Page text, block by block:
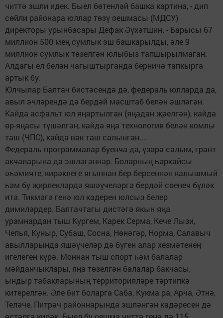
читтә эшли идек. Быел бөтенләй башка картина, - дип
сөйли районара юллар төзү оешмасы (МДСУ)
директоры урынбасары Дефак Әүхәтшин. - Барысы 67
миллион 500 мең сумлык эш башкарылды, әле 9
миллион сумлык төзелгән юлыбыз тапшырылмаган.
Алдагы ел белән чагыштырганда берничә тапкырга
артык бу.
Юлчылар Балтач бистәсендә дә, федераль юлларда да,
авыл эчләрендә дә бердәй масштаб белән эшләгән.
Кайда асфальт юл яңартылган (яңадан җәелгән), кайда
өр-яңасы түшәлгән, кайда яңа технология белән комлы
таш (ЧПС), кайда вак таш салынган....
Федераль программалар буенча да, үзара салым, грант
акчаларына да эшләгәннәр. Боларның һәркайсы
әһәмияте, кирәклеге ягыннан бер-берсеннән калышмый
һәм бу җирлекләрдә яшәүчеләргә бердәй сөенеч бүләк
итә. Тикмәгә генә юл кадерен юлсыз белер
димиләрдер. Балтачтагы дистәгә якын яңа
урамнардан тыш Кургем, Карек Серма, Кече Лызи,
Чепья, Куныр, Субаш, Сосна, Нөнәгәр, Норма, Салавыч
авылларында яшәүчеләр дә бүген алар хезмәтенең
игелеген күрә. Моннан тыш спорт һәм балалар
мәйданчыклары, яңа төзелгән балалар бакчасы,
ындыр табакларының территорияләре тәртипкә
китерелгән. Әле бит боларга Саба, Кукма ра, Арча, Әтнә,
Теләче, Питрәч районнарында эшләнгән кадәресен дә